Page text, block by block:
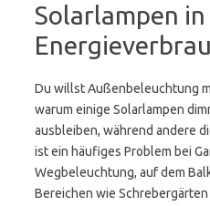
Solarlampen
Du willst Außenbeleuchtung
warum einige Solarlampen
ausbleiben, während andere
ist ein häufiges Problem bei
Wegbeleuchtung, auf dem
Bereichen wie